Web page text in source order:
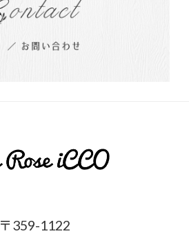
〒359-1122